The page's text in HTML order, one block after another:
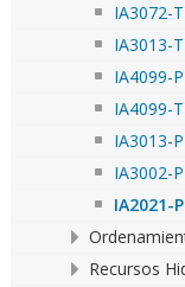
IA3072-
IA3013-
IA4099-
IA4099-
IA3013-
IA3002-
IA2021-
Recursos